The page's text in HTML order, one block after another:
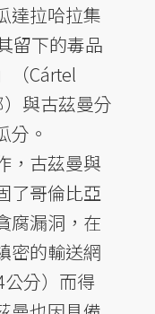
達拉哈拉集
留下的毒品
（Cártel
與古茲曼分
分。
，古茲曼與
了哥倫比亞
腐漏洞，在
密的輸送網
分）而得